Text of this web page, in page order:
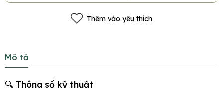
Thêm vào yêu thích
Mô tả
🔍 Thông số kỹ thuật